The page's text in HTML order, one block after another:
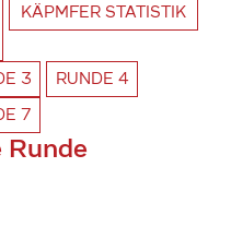
KÄPMFER STATISTIK
3 RUNDE 4
7
Runde